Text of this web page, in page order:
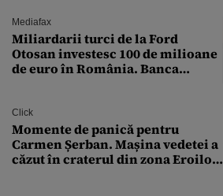
Mediafax
Miliardarii turci de la Ford
Otosan investesc 100 de milioane
de euro în România. Banca
Click
Momente de panică pentru
Carmen Șerban. Mașina vedetei a
căzut în craterul din zona Eroilor: